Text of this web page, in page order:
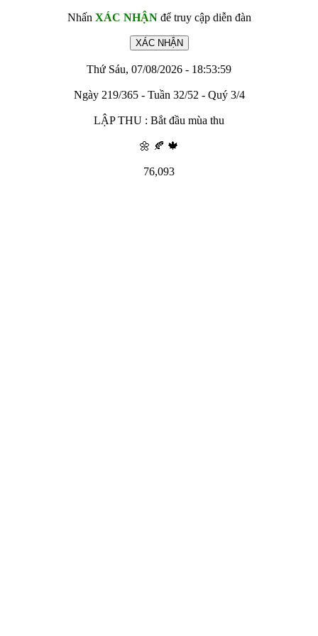
Nhấn XÁC NHẬNđể truy cập diễn đàn
Thứ Sáu, 07/08/2026 - 18:53:59
Ngày 219/365 - Tuần 32/52 - Quý 3/4
LẬP THU : Bắt đầu mùa thu
🌼 🍂 🍁
76,093